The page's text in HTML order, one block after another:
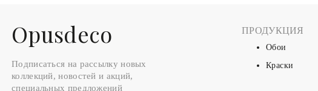
Оpusdeco
Подписаться на рассылку новых
коллекций, новостей и акций,
специальных предложений
ПРОДУКЦИЯ
Обои
Краски